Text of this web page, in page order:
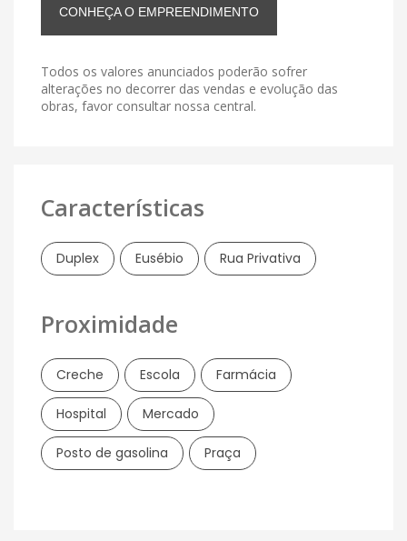
CONHEÇA O EMPREENDIMENTO
Todos os valores anunciados poderão sofrer
alterações no decorrer das vendas e evolução das
obras, favor consultar nossa central.
Características
Duplex Eusébio Rua Privativa
Proximidade
Creche Escola Farmácia
Hospital Mercado
Posto de gasolina Praça